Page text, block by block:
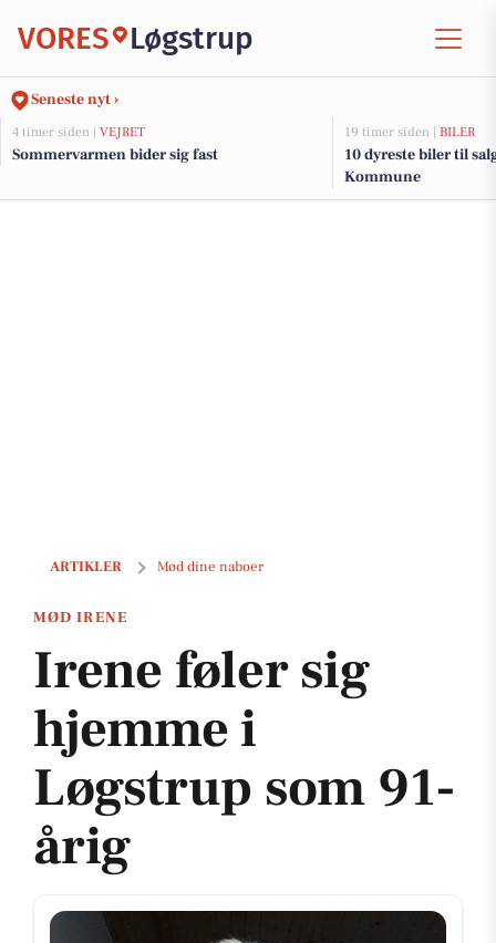
VORES Løgstrup
Seneste nyt ›
4 timer siden | VEJRET
Sommervarmen bider sig fast
19 timer siden | BILER
10 dyreste biler til
Kommune
ARTIKLER Mød dine naboer
Irene føler sig hjemme i Løgstrup som 91-årig
MØD IRENE
Irene føler sig
hjemme i
Løgstrup som 91-
årig